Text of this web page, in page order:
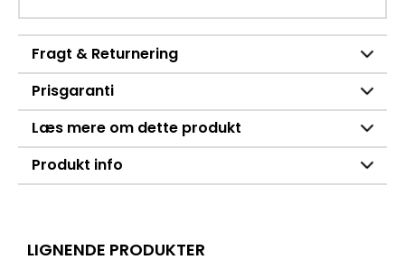
Fragt & Returnering
Prisgaranti
Læs mere om dette produkt
Produkt info
LIGNENDE PRODUKTER